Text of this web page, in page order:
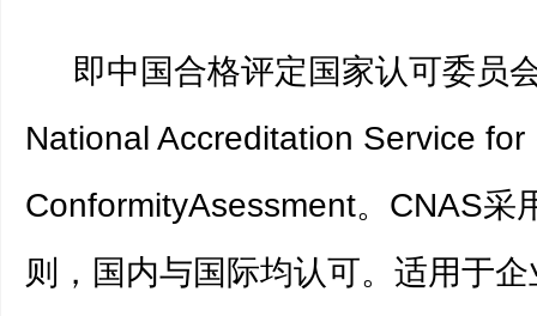
即中国合格评定国家认可委员
National Accreditation Service for
ConformityAsessment。CNAS采
则，国内与国际均认可。适用于